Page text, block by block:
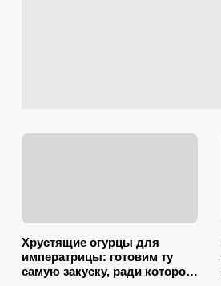
Хрустящие огурцы для
императрицы: готовим ту
самую закуску, ради которой